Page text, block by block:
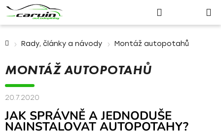
Přejít
na
obsah
Přihlášení
košík
Rady, články a návody Montáž autopotahů
MONTÁŽ AUTOPOTAHŮ
20.7.2020
JAK SPRÁVNĚ A JEDNODUŠE
NAINSTALOVAT AUTOPOTAHY?